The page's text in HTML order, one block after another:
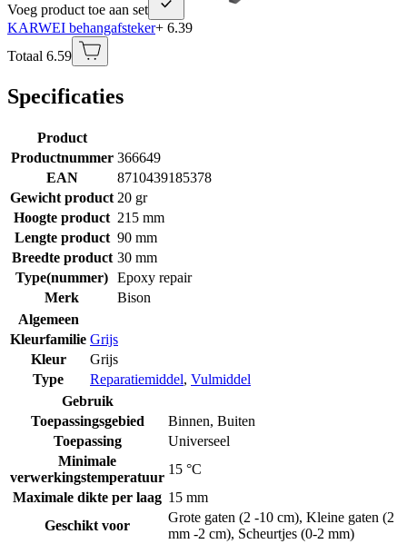
Voeg product toe aan set
KARWEI behangafsteker+ 6.39
Totaal 6.59
Specificaties
Product
Productnummer 366649
EAN
8710439185378
Gewicht product 20 gr
Hoogte product 215 mm
Lengte product 90 mm
Breedte product 30 mm
Type(nummer) Epoxy repair
Merk
Bison
Algemeen
Kleurfamilie Grijs
Kleur
Grijs
Type
Reparatiemiddel, Vulmiddel
Gebruik
Toepassingsgebied
Binnen, Buiten
Toepassing
Universeel
Minimale
verwerkingstemperatuur
15 °C
Maximale dikte per laag 15 mm
Geschikt voor
Grote gaten (2 -10 cm), Kleine gaten (2
mm -2 cm), Scheurtjes (0-2 mm)